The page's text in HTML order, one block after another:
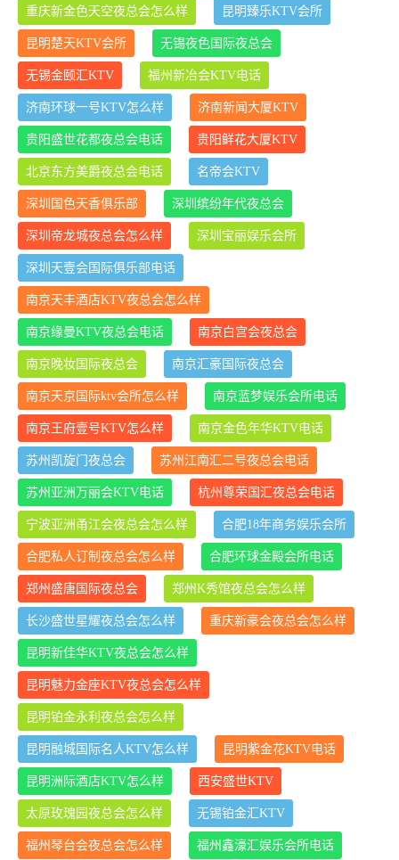
重庆新金色天空夜总会怎么样 昆明臻乐KTV会所
昆明楚天KTV会所 无锡夜色国际夜总会
无锡金颐汇KTV 福州新冶会KTV电话
济南环球一号KTV怎么样 济南新闻大厦KTV
贵阳盛世花都夜总会电话 贵阳鲜花大厦KTV
北京东方美爵夜总会电话 名帝会KTV
深圳国色天香俱乐部 深圳缤纷年代夜总会
深圳帝龙城夜总会怎么样 深圳宝丽娱乐会所
深圳天壹会国际俱乐部电话
南京天丰酒店KTV夜总会怎么样
南京缘曼KTV夜总会电话 南京白宫会夜总会
南京晚妆国际夜总会 南京汇豪国际夜总会
南京天京国际ktv会所怎么样 南京蓝梦娱乐会所电话
南京王府壹号KTV怎么样 南京金色年华KTV电话
苏州凯旋门夜总会 苏州江南汇二号夜总会电话
苏州亚洲万丽会KTV电话 杭州尊荣国汇夜总会电话
宁波亚洲甬江会夜总会怎么样 合肥18年商务娱乐会所
合肥私人订制夜总会怎么样 合肥环球金殿会所电话
郑州盛唐国际夜总会 郑州K秀馆夜总会怎么样
长沙盛世星耀夜总会怎么样 重庆新豪会夜总会怎么样
昆明新佳华KTV夜总会怎么样
昆明魅力金座KTV夜总会怎么样
昆明铂金永利夜总会怎么样
昆明融城国际名人KTV怎么样 昆明紫金花KTV电话
昆明洲际酒店KTV怎么样 西安盛世KTV
太原玫瑰园夜总会怎么样 无锡铂金汇KTV
福州琴台会夜总会怎么样 福州鑫濠汇娱乐会所电话